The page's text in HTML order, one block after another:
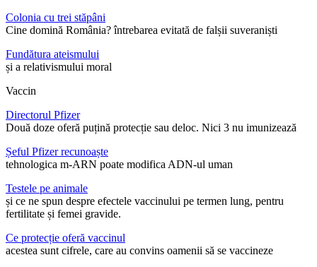
Colonia cu trei stăpâni
Cine domină România? întrebarea evitată de falșii suveraniști
Fundătura ateismului
și a relativismului moral
Vaccin
Directorul Pfizer
Două doze oferă puțină protecție sau deloc. Nici 3 nu imunizează
Șeful Pfizer recunoaște
tehnologica m-ARN poate modifica ADN-ul uman
Testele pe animale
și ce ne spun despre efectele vaccinului pe termen lung, pentru
fertilitate și femei gravide.
Ce protecție oferă vaccinul
acestea sunt cifrele, care au convins oamenii să se vaccineze